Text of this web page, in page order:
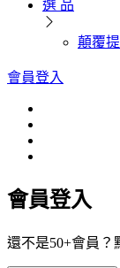
選 品
顛覆
會員登入
會員登入
還不是50+會員？